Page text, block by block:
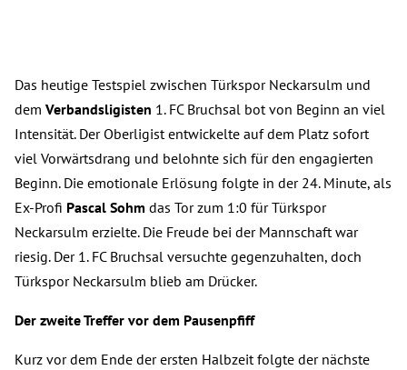
Das heutige Testspiel zwischen Türkspor Neckarsulm und
dem Verbandsligisten 1. FC Bruchsal bot von Beginn an viel
Intensität. Der Oberligist entwickelte auf dem Platz sofort
viel Vorwärtsdrang und belohnte sich für den engagierten
Beginn. Die emotionale Erlösung folgte in der 24. Minute, als
Ex-Profi Pascal Sohm das Tor zum 1:0 für Türkspor
Neckarsulm erzielte. Die Freude bei der Mannschaft war
riesig. Der 1. FC Bruchsal versuchte gegenzuhalten, doch
Türkspor Neckarsulm blieb am Drücker.
Der zweite Treffer vor dem Pausenpfiff
Kurz vor dem Ende der ersten Halbzeit folgte der nächste